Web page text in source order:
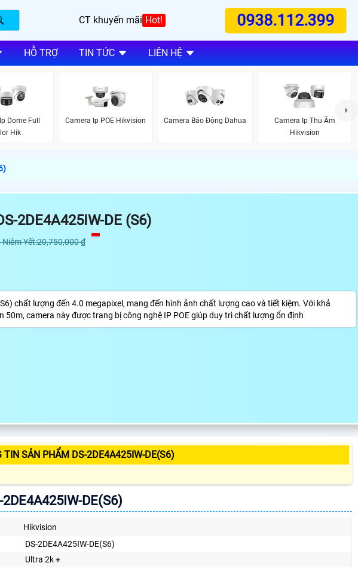
CT khuyến mãi Hot! 0938.112.399
HỖ TRỢ TIN TỨC LIÊN HỆ
Dome Full
Hik
Camera Ip POE Hikvision Camera Báo Động Dahua
Camera Ip Thu Âm
Hikvision
2DE4A425IW-DE (S6)
Niêm Yết:20,750,000 ₫
chất lượng đến 4.0 megapixel, mang đến hình ảnh chất lượng cao và tiết kiệm. Với khả
50m, camera này được trang bị công nghệ IP POE giúp duy trì chất lượng ổn định
TIN SẢN PHẨM DS-2DE4A425IW-DE(S6)
DE(S6)
Hikvision
DS-2DE4A425IW-DE(S6)
Ultra 2k +